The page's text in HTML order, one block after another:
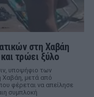
στη Χαβάη
τρώει ξύλο
υποψήφιο των
Χαβάη, μετά από
φέρεται να απείλησε
συμπλοκή